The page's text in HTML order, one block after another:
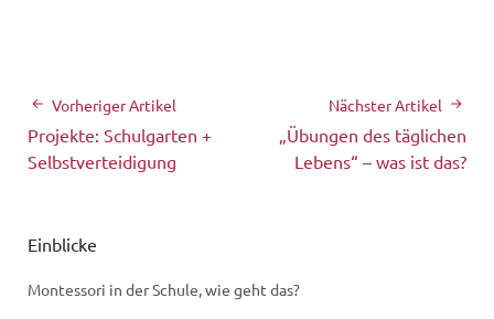
Vorheriger Artikel
Projekte: Schulgarten +
Selbstverteidigung
Nächster Artikel
„Übungen des täglichen
Lebens“ – was ist das?
Einblicke
Montessori in der Schule, wie geht das?